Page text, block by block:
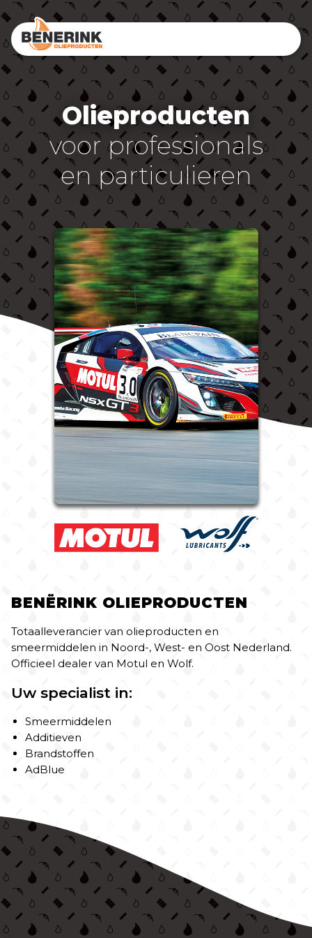
Olieproducten
voor professionals
en particulieren
BENËRINK OLIEPRODUCTEN
Totaalleverancier van olieproducten en
smeermiddelen in Noord-, West- en Oost Nederland.
Officieel dealer van Motul en Wolf.
Uw specialist in:
Smeermiddelen
Additieven
Brandstoffen
AdBlue